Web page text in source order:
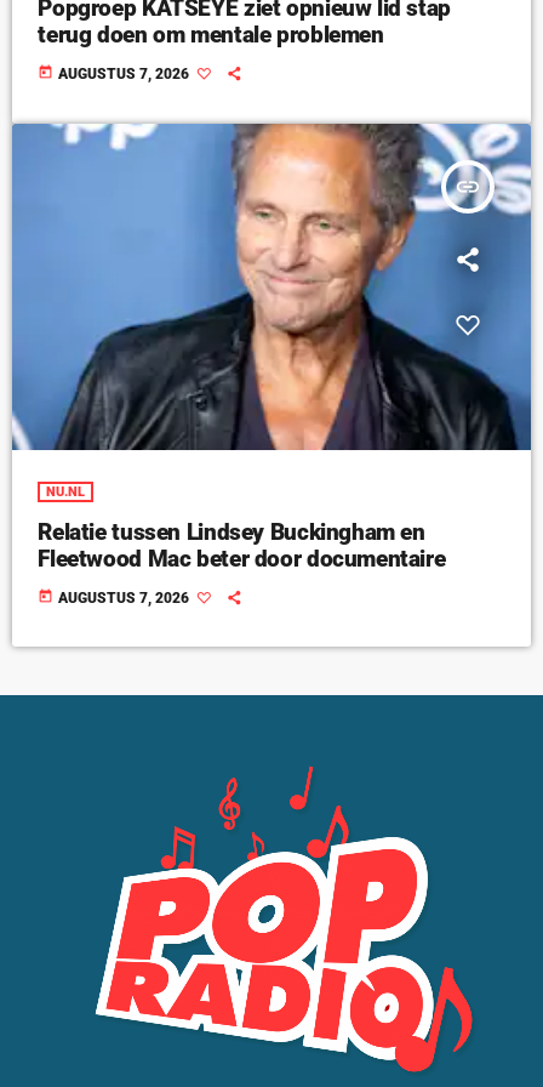
Popgroep KATSEYE ziet opnieuw lid stap
terug doen om mentale problemen
today AUGUSTUS 7, 2026
insert_link
NU.NL
Relatie tussen Lindsey Buckingham en
Fleetwood Mac beter door documentaire
today AUGUSTUS 7, 2026